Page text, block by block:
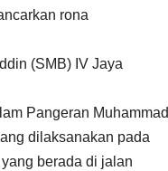
rona
(SMB) IV Jaya
Pangeran Muhammad
dilaksanakan pada
berada di jalan